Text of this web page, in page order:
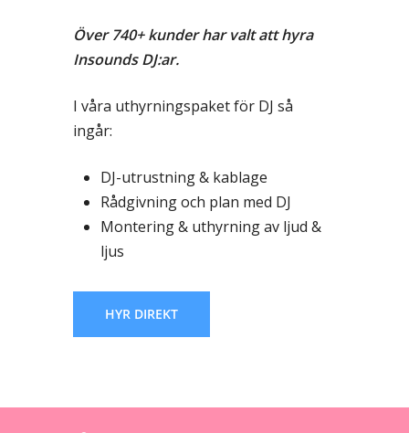
Över 740+ kunder har valt att hyra
Insounds DJ:ar.
I våra uthyrningspaket för DJ så
ingår:
DJ-utrustning & kablage
Rådgivning och plan med DJ
Montering & uthyrning av ljud &
ljus
HYR DIREKT